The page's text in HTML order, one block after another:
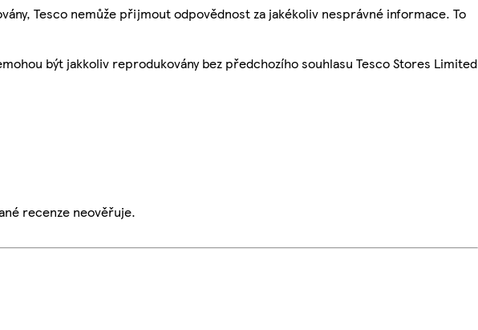
Tesco nemůže přijmout odpovědnost za jakékoliv nesprávné informace. To
být jakkoliv reprodukovány bez předchozího souhlasu Tesco Stores Limited
recenze neověřuje.